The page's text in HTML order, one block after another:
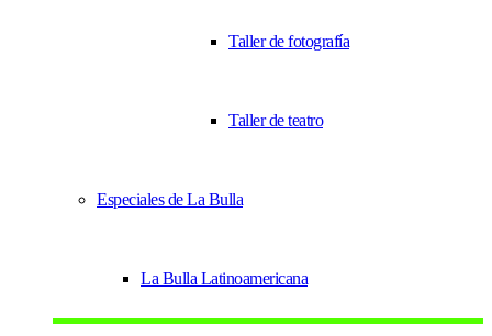
Taller de fotografía
Taller de teatro
Especiales de La Bulla
La Bulla Latinoamericana